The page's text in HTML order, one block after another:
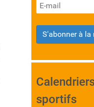
S'abonner à la
sportifs